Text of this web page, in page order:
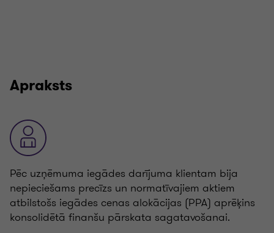
Apraksts
Pēc uzņēmuma iegādes darījuma klientam bija
nepieciešams precīzs un normatīvajiem aktiem
atbilstošs iegādes cenas alokācijas (PPA) aprēķins
konsolidētā finanšu pārskata sagatavošanai.